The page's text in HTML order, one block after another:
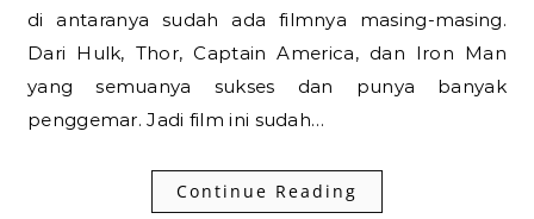
di antaranya sudah ada filmnya masing-masing.
Dari Hulk, Thor, Captain America, dan Iron Man
yang semuanya sukses dan punya banyak
penggemar. Jadi film ini sudah…
Continue Reading